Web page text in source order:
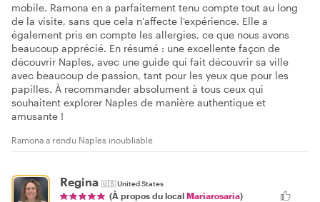
mobile. Ramona en a parfaitement tenu compte tout au long
de la visite, sans que cela n'affecte l'expérience. Elle a
également pris en compte les allergies, ce que nous avons
beaucoup apprécié. En résumé : une excellente façon de
découvrir Naples, avec une guide qui fait découvrir sa ville
avec beaucoup de passion, tant pour les yeux que pour les
papilles. À recommander absolument à tous ceux qui
souhaitent explorer Naples de manière authentique et
amusante !
Ramona a rendu Naples inoubliable
Regina 🇺🇸United States
(À propos du local Mariarosaria)